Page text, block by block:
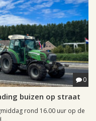
0
buizen op straat
rond 16.00 uur op de